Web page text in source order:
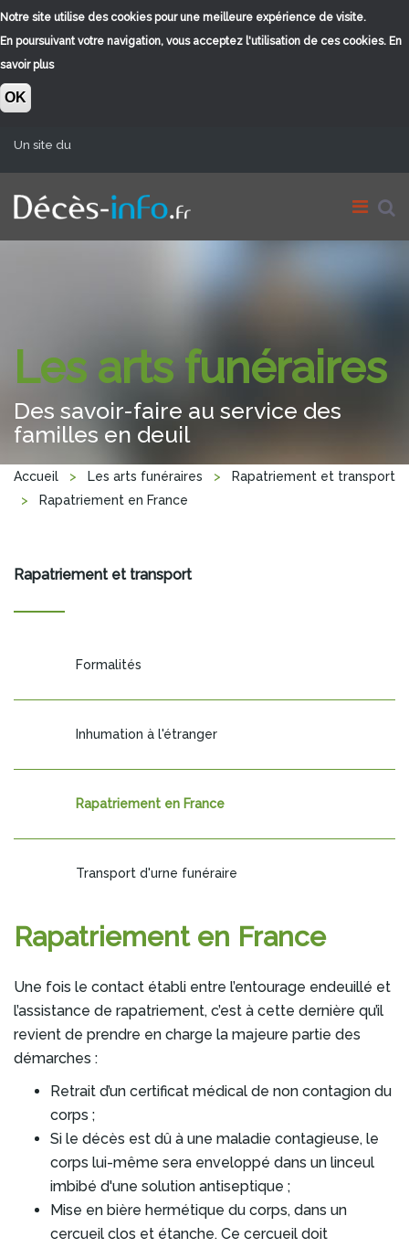
Notre site utilise des cookies pour une meilleure expérience de visite.
En poursuivant votre navigation, vous acceptez l'utilisation de ces cookies. En
savoir plus
OK
Aller au contenu principal
Un site du
Les arts funéraires
Des savoir-faire au service des
familles en deuil
Vous êtes ici
Accueil > Les arts funéraires >
Rapatriement et transport
>
Rapatriement en France
Rapatriement et transport
Formalités
Inhumation à l'étranger
Rapatriement en France
Transport d'urne funéraire
Rapatriement en France
Une fois le contact établi entre l’entourage endeuillé et
l’assistance de rapatriement, c’est à cette dernière qu’il
revient de prendre en charge la majeure partie des
démarches :
Retrait d’un certificat médical de non contagion du
corps ;
Si le décès est dû à une maladie contagieuse, le
corps lui-même sera enveloppé dans un linceul
imbibé d'une solution antiseptique ;
Mise en bière hermétique du corps, dans un
cercueil clos et étanche. Ce cercueil doit